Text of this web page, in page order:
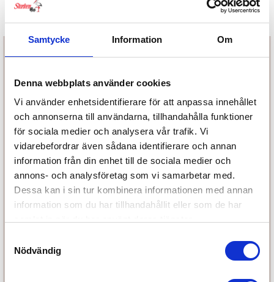
Samtycke Information Om
Denna webbplats använder cookies
Vi använder enhetsidentifierare för att anpassa innehållet
och annonserna till användarna, tillhandahålla funktioner
för sociala medier och analysera vår trafik. Vi
vidarebefordrar även sådana identifierare och annan
information från din enhet till de sociala medier och
annons- och analysföretag som vi samarbetar med.
Dessa kan i sin tur kombinera informationen med annan
information som du har tillhandahållit eller som de har
Nödvändig
Prenumerera på vårt nyhetsbrev
Kundservice